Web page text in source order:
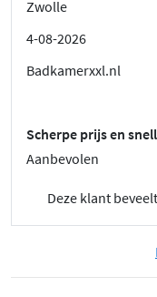
Zwolle
4-08-2026
Badkamerxxl.nl
Scherpe prijs en
Aanbevolen
Deze klant